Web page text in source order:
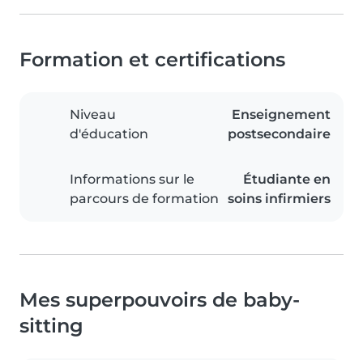
Formation et certifications
Niveau
d'éducation
Enseignement
postsecondaire
Informations sur le
parcours de formation
Étudiante en
soins infirmiers
Mes superpouvoirs de baby-
sitting